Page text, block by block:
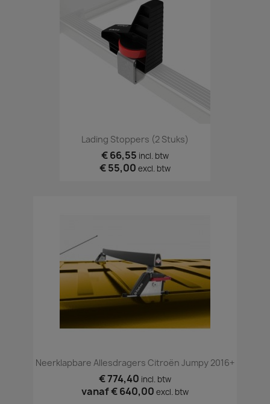
Lading Stoppers (2 Stuks)
€ 66,55 incl. btw
€ 55,00 excl. btw
Neerklapbare Allesdragers Citroën Jumpy 2016+
€ 774,40 incl. btw
vanaf€ 640,00 excl. btw